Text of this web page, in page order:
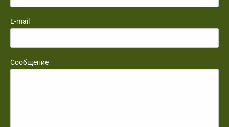
E-mail
Сообщение